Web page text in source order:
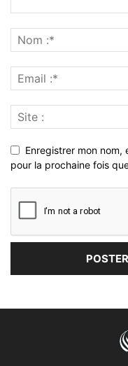
Enregistrer mon
pour la prochaine fois